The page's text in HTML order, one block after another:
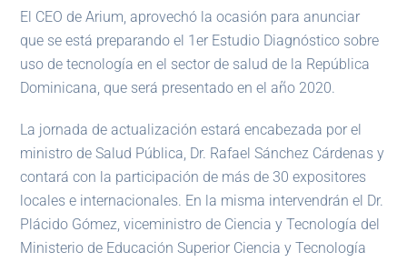
El CEO de Arium, aprovechó la ocasión para anunciar
que se está preparando el 1er Estudio Diagnóstico sobre
uso de tecnología en el sector de salud de la República
Dominicana, que será presentado en el año 2020.
La jornada de actualización estará encabezada por el
ministro de Salud Pública, Dr. Rafael Sánchez Cárdenas y
contará con la participación de más de 30 expositores
locales e internacionales. En la misma intervendrán el Dr.
Plácido Gómez, viceministro de Ciencia y Tecnología del
Ministerio de Educación Superior Ciencia y Tecnología